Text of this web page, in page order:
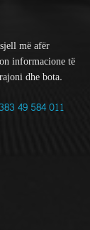
më afër
informacione të
dhe bota.
49 584 011